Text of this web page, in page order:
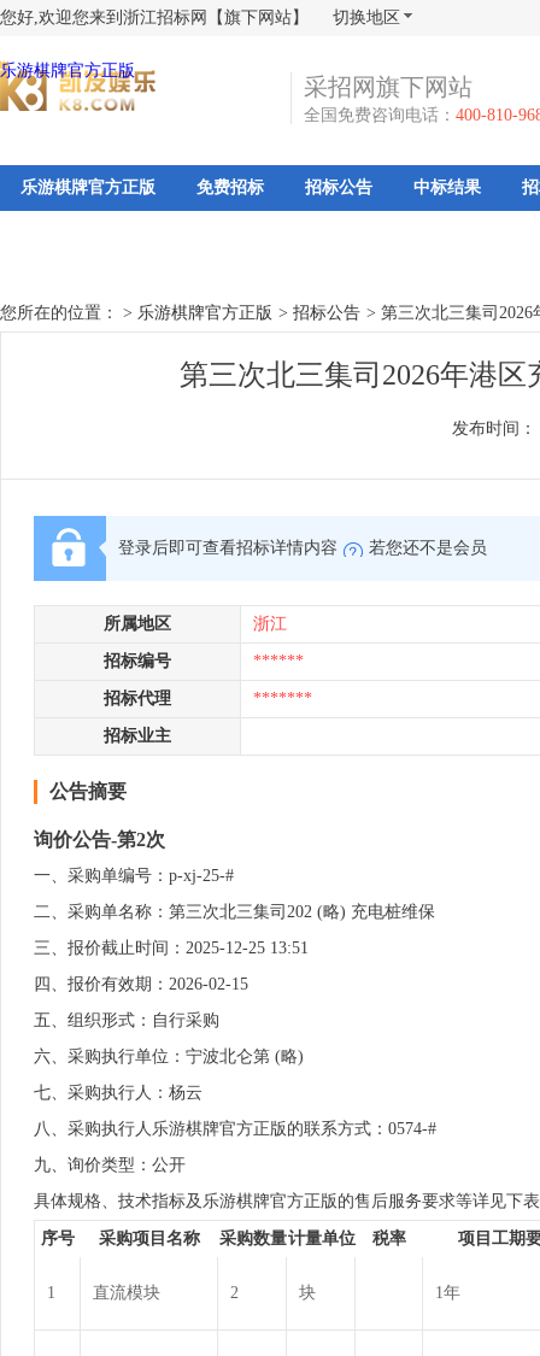
您好,欢迎您来到浙江招标网【旗下网站】 切换地区
乐游棋牌官方正版
采招网旗下网站
全国免费咨询电话： 400-810-
乐游棋牌官方正版 免费招标 招标公告 中标结果
您所在的位置： > 乐游棋牌官方正版 > 招标公告 > 第三次北三集司
第三次北三集司2026年港
发布时间：
登录后即可查看招标详情内容 若您还不是会员
所属地区 浙江
招标编号 ******
招标代理 *******
招标业主
公告摘要
询价公告-第2次
一、采购单编号：p-xj-25-#
二、采购单名称：第三次北三集司202 (略) 充电桩维保
三、报价截止时间：2025-12-25 13:51
四、报价有效期：2026-02-15
五、组织形式：自行采购
六、采购执行单位：宁波北仑第 (略)
七、采购执行人：杨云
八、采购执行人乐游棋牌官方正版的联系方式：0574-#
九、询价类型：公开
具体规格、技术指标及乐游棋牌官方正版的售后服务要求等详见下
序号 采购项目名称 采购数量计量单位 税率 项目工期
1 直流模块 2 块 1年